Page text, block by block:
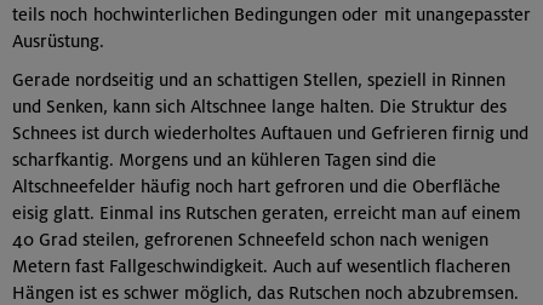
teils noch hochwinterlichen Bedingungen oder mit unangepasster
Ausrüstung.
Gerade nordseitig und an schattigen Stellen, speziell in Rinnen
und Senken, kann sich Altschnee lange halten. Die Struktur des
Schnees ist durch wiederholtes Auftauen und Gefrieren firnig und
scharfkantig. Morgens und an kühleren Tagen sind die
Altschneefelder häufig noch hart gefroren und die Oberfläche
eisig glatt. Einmal ins Rutschen geraten, erreicht man auf einem
40 Grad steilen, gefrorenen Schneefeld schon nach wenigen
Metern fast Fallgeschwindigkeit. Auch auf wesentlich flacheren
Hängen ist es schwer möglich, das Rutschen noch abzubremsen.